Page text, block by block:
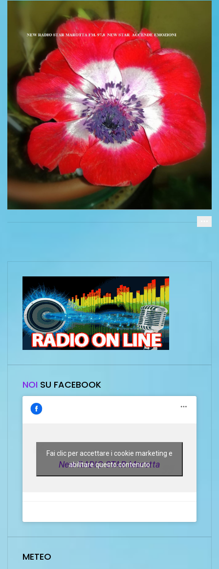
NOI SU FACEBOOK
New RADIO STAR Marotta
Fai clic per accettare i cookie marketing e
abilitare questo contenuto
METEO